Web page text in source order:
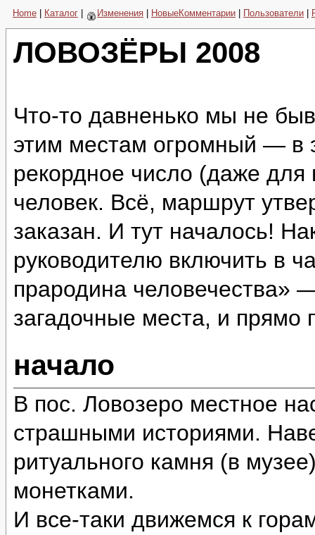
Home Каталог Изменения НовыеКомментарии Пользователи
ЛОВОЗЁРЫ 2008
Что-то давненько мы не
этим местам огромный — в
рекордное число (даже
человек. Всё, маршрут
заказан. И тут началось!
руководителю включить в
прародина человечества»
загадочные места, и
начало
В пос. Ловозеро местное
страшными историями.
ритуального камня (в
монетками.
И все-таки движемся к